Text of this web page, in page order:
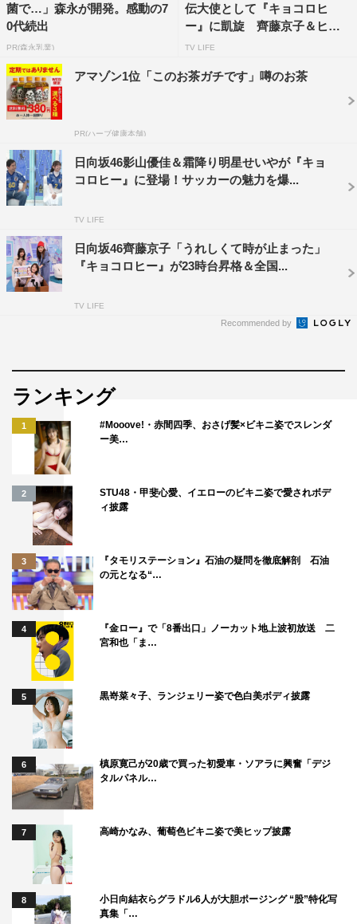
「とっても魅力的な楽しい皆さんと一緒の時間を共有でき
て、とてもうれしかったです。たくさんのおいしいスイー
ツを食べながら、楽しい時間をありがとうございまし
た！」と笑顔でコメント。
天海も「大尊敬する徹子さんと一緒に、女性だけでこんな
にたくさんいろいろなお話ができて、ついついしゃべりす
ぎてしまったのではないかと心配になってしまいました」
と数々の名場面が生まれた爆笑トークを振り返った。
分が緊張してるのかどうなのか、見えなくなっちゃうくら
いフワフワした夢のような時間になりました」と夢見心地
になりながらも、「『キョコロヒー』が本気を出したゴー
ルデンの特番です！」と自信に満ちた表情で手応えを告
花ありました」と今回の豪華なセットに注目、特別感をア
ピールしていた。
4名によるコメント全文は以下を参照。
『大キョコロヒー』©テレビ朝日
黒柳徹子 コメント
とっても魅力的な楽しい皆さんと一緒の時間を共有でき
て、とてもうれしかったです。たくさんのおいしいスイー
ツを食べながら、楽しい時間をありがとうございました！
天海祐希 コメント
大尊敬する徹子さんと一緒に、女性だけでこんなにたくさ
菌で…」森永が開発。感動の7
0代続出
PR(森永乳業)
伝大使として『キョコロヒ
ー』に凱旋 齊藤京子＆ヒコ
ロヒ...
TV LIFE
アマゾン1位「このお茶ガチです」噂のお茶
PR(ハーブ健康本舗)
日向坂46影山優佳＆霜降り明星せいやが『キョ
コロヒー』に登場！サッカーの魅力を爆...
TV LIFE
日向坂46齊藤京子「うれしくて時が止まった」
『キョコロヒー』が23時台昇格＆全国...
TV LIFE
Recommended by
ランキング
1
#Mooove!・赤間四季、おさげ髪×ビキニ姿でスレンダ
ー美…
2
STU48・甲斐心愛、イエローのビキニ姿で愛されボデ
ィ披露
3
『タモリステーション』石油の疑問を徹底解剖 石油
の元となる“…
4
『金ロー』で「8番出口」ノーカット地上波初放送 二
宮和也「ま…
5 黒嵜菜々子、ランジェリー姿で色白美ボディ披露
6
槙原寛己が20歳で買った初愛車・ソアラに興奮「デジ
タルパネル…
7 高崎かなみ、葡萄色ビキニ姿で美ヒップ披露
8
小日向結衣らグラドル6人が大胆ポージング “股”特化写
真集「…